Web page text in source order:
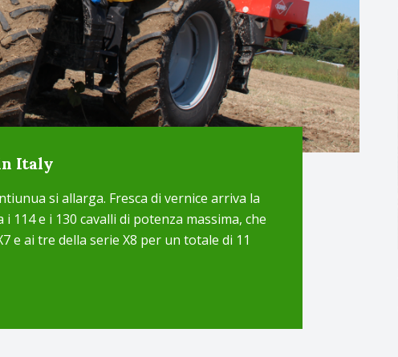
Italy
si allarga. Fresca di vernice arriva la
e i 130 cavalli di potenza massima, che
e ai tre della serie X8 per un totale di 11